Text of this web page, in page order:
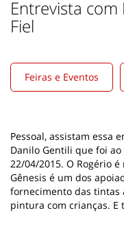
Entrevista
Fiel
Feiras e Eventos
Pessoal, assistam essa
Danilo Gentili que foi
22/04/2015. O Rogério
Gênesis é um dos
fornecimento das tintas
pintura com crianças.